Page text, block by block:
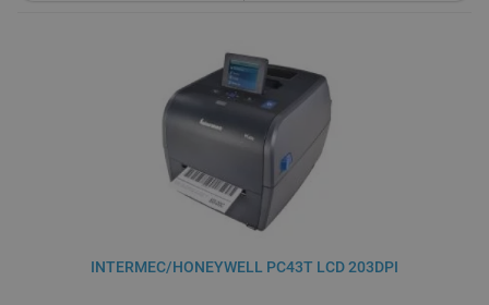
INTERMEC/HONEYWELL PC43T LCD 203DPI